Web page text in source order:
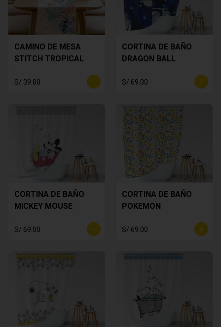
CAMINO DE MESA
STITCH TROPICAL
S/ 39.00
CORTINA DE BAÑO
DRAGON BALL
S/ 69.00
CORTINA DE BAÑO
MICKEY MOUSE
S/ 69.00
CORTINA DE BAÑO
POKEMON
S/ 69.00